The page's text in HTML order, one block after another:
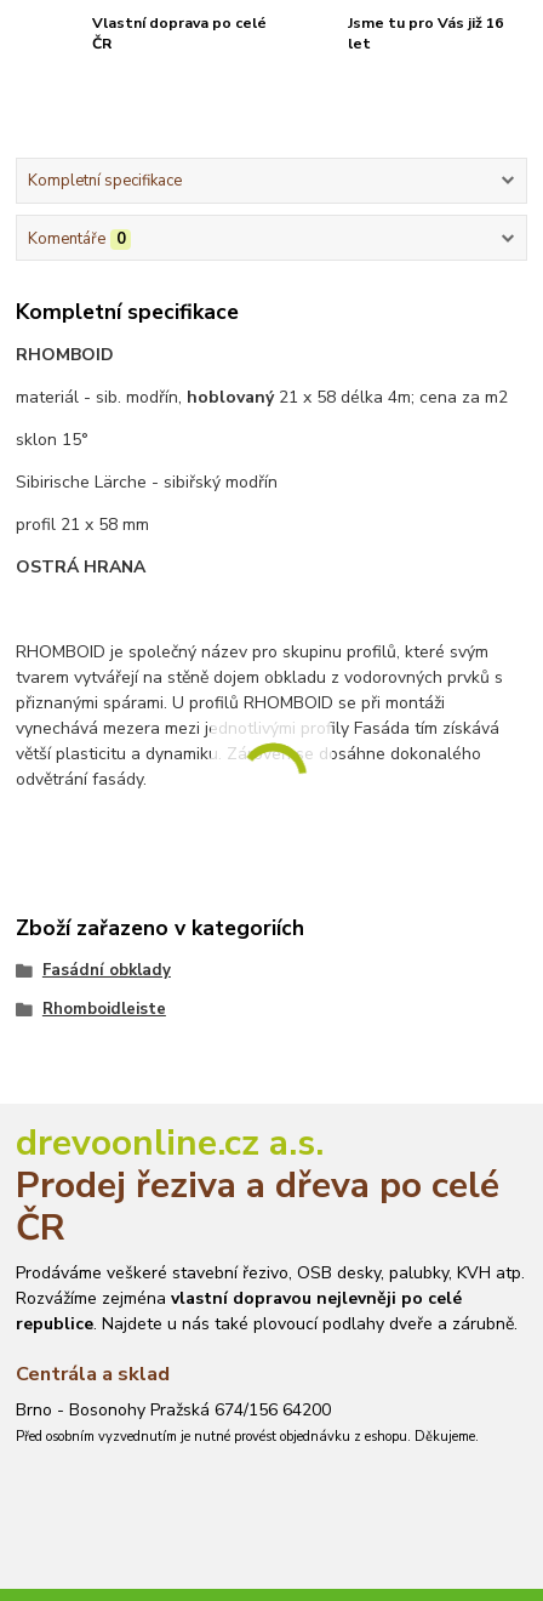
Vlastní doprava po celé
ČR
Jsme tu pro Vás již 16
let
Kompletní specifikace
Komentáře 0
Kompletní specifikace
RHOMBOID
materiál - sib. modřín, hoblovaný21 x 58 délka 4m; cena za m2
sklon 15°
Sibirische Lärche - sibiřský modřín
profil 21 x 58 mm
OSTRÁ HRANA
RHOMBOID je společný název pro skupinu profilů, které svým
tvarem vytvářejí na stěně dojem obkladu z vodorovných prvků s
přiznanými spárami. U profilů RHOMBOID se při montáži
vynechává mezera mezi jednotlivými profily Fasáda tím získává
větší plasticitu a dynamiku. Zároveň se dosáhne dokonalého
odvětrání fasády.
Zboží zařazeno v kategoriích
Fasádní obklady
Rhomboidleiste
drevoonline.cz a.s.
Prodej řeziva a dřeva po celé
ČR
Prodáváme veškeré stavební řezivo, OSB desky, palubky, KVH atp.
Rozvážíme zejménavlastní dopravou nejlevněji po celé
republice. Najdete u nás také plovoucí podlahy dveře a zárubně.
Centrála a sklad
Brno - Bosonohy Pražská 674/156 64200
Před osobním vyzvednutím je nutné provést objednávku z eshopu. Děkujeme.